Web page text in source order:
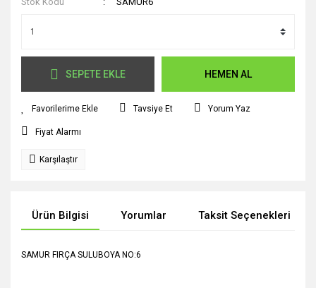
SEPETE EKLE HEMEN AL
Tavsiye Et Yorum Yaz
Fiyat Alarmı
Karşılaştır
Ürün Bilgisi Yorumlar Taksit Seçenekleri
SAMUR FIRÇA SULUBOYA NO:6